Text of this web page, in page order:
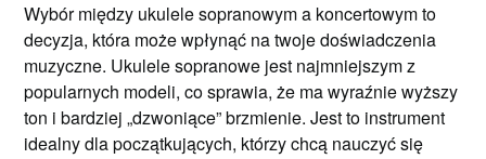
Wybór między ukulele sopranowym a koncertowym to
decyzja, która może wpłynąć na twoje doświadczenia
muzyczne. Ukulele sopranowe jest najmniejszym z
popularnych modeli, co sprawia, że ma wyraźnie wyższy
ton i bardziej „dzwoniące” brzmienie. Jest to instrument
idealny dla początkujących, którzy chcą nauczyć się